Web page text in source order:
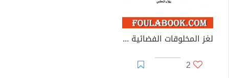
لغز المخلوقات الفضائية - القصة الكاملة لكن بإختصار
2